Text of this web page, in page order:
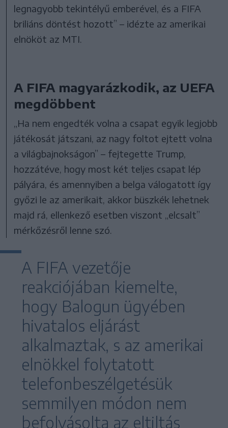
legnagyobb tekintélyű emberével, és a FIFA
briliáns döntést hozott” – idézte az amerikai
elnököt az MTI.
A FIFA magyarázkodik, az UEFA
megdöbbent
„Ha nem engedték volna a csapat egyik legjobb
játékosát játszani, az nagy foltot ejtett volna
a világbajnokságon” – fejtegette Trump,
hozzátéve, hogy most két teljes csapat lép
pályára, és amennyiben a belga válogatott így
győzi le az amerikait, akkor büszkék lehetnek
majd rá, ellenkező esetben viszont „elcsalt”
mérkőzésről lenne szó.
A FIFA vezetője
reakciójában kiemelte,
hogy Balogun ügyében
hivatalos eljárást
alkalmaztak, s az amerikai
elnökkel folytatott
telefonbeszélgetésük
semmilyen módon nem
befolyásolta az eltiltás